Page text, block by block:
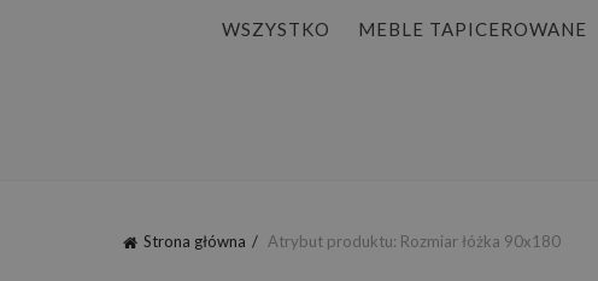
WSZYSTKO MEBLE TAPICEROWANE
Strona główna Atrybut produktu: Rozmiar łóżka 90x180